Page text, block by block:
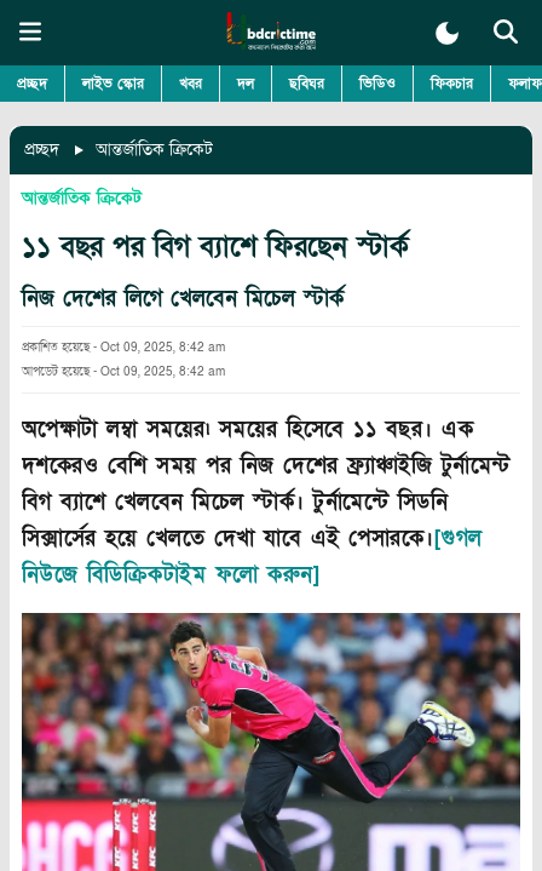
প্রচ্ছদ লাইভ স্কোর খবর দল ছবিঘর ভিডিও ফিকচার
প্রচ্ছদ আন্তর্জাতিক ক্রিকেট
আন্তর্জাতিক ক্রিকেট
১১ বছর পর বিগ ব্যাশে ফিরছেন স্টার্ক
নিজ দেশের লিগে খেলবেন মিচেল স্টার্ক
প্রকাশিত হয়েছে- Oct 09, 2025, 8:42 am
আপডেট হয়েছে- Oct 09, 2025, 8:42 am
অপেক্ষাটা লম্বা সময়ের৷ সময়ের হিসেবে ১১ বছর। এক
দশকেরও বেশি সময় পর নিজ দেশের ফ্র্যাঞ্চাইজি টুর্নামেন্ট
বিগ ব্যাশে খেলবেন মিচেল স্টার্ক। টুর্নামেন্টে সিডনি
সিক্সার্সের হয়ে খেলতে দেখা যাবে এই পেসারকে।[গুগল
নিউজে বিডিক্রিকটাইম ফলো করুন]